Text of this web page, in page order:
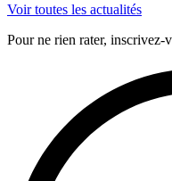
Voir toutes les actualités
Pour ne rien rater, inscrivez-